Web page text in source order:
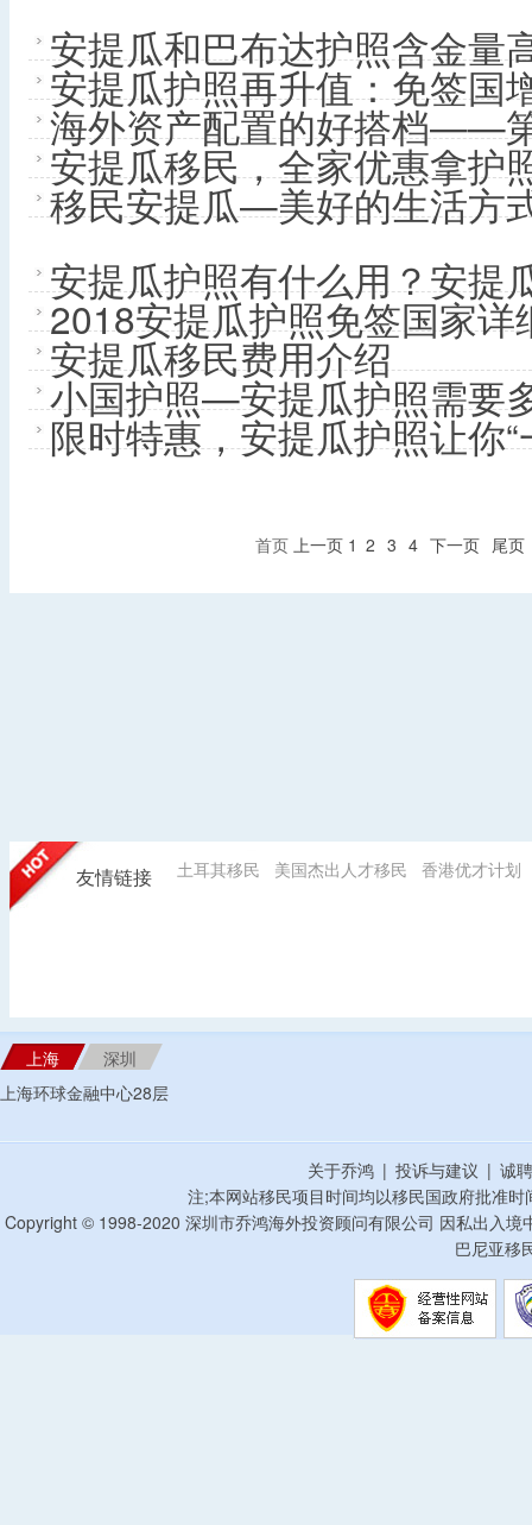
安提瓜和巴布达护照含金量
安提瓜护照再升值：免签国
海外资产配置的好搭档——
安提瓜移民，全家优惠拿护
移民安提瓜—美好的生活方
安提瓜护照有什么用？安提
2018安提瓜护照免签国家详
安提瓜移民费用介绍
小国护照—安提瓜护照需要
限时特惠，安提瓜护照让你“
首页 上一页 1 2 3 4 下一页 尾页
友情链接 土耳其移民 美国杰出人才移民 香港优才计划
上海
深圳
上海环球金融中心28层
关于乔鸿 | 投诉与建议 | 诚
注;本网站移民项目时间均以移民国政府批准
Copyright © 1998-2020 深圳市乔鸿海外投资顾问有限公司 因私出入
巴尼亚移